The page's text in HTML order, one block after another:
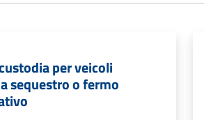
per veicoli
sequestro o fermo